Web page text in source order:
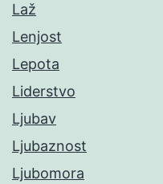
Laž
Lenjost
Lepota
Liderstvo
Ljubav
Ljubaznost
Ljubomora